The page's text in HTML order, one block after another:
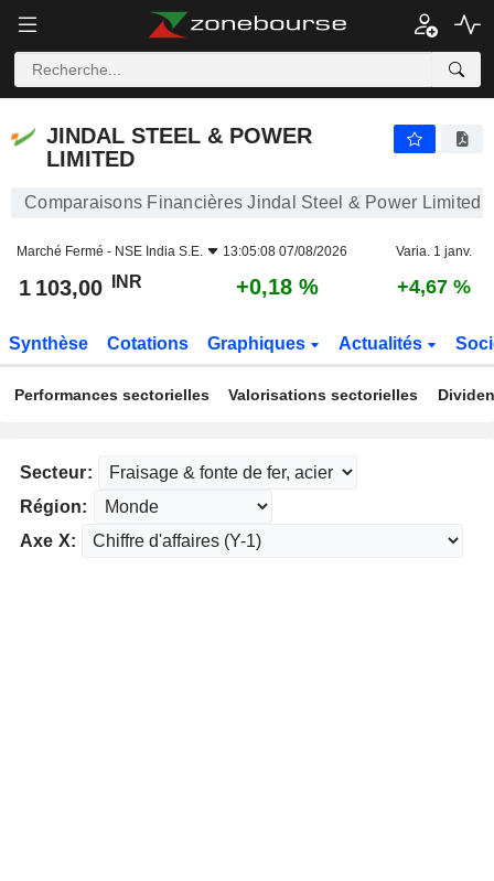
JINDAL STEEL & POWER
LIMITED
Comparaisons Financières Jindal Steel & Power Limited
Marché Fermé - NSE India S.E. 13:05:08 07/08/2026 Varia. 1 janv.
1 103,00 INR +0,18 % +4,67 %
Synthèse Cotations Graphiques Actualités
Performances sectorielles Valorisations sectorielles
Secteur:
Région:
Axe X: